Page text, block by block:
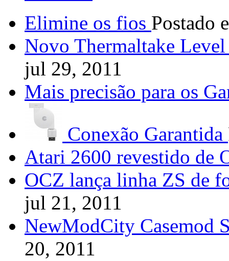
Elimine os fios Postado
Novo Thermaltake
jul 29, 2011
Mais precisão para os
Conexão Garantida
Atari 2600 revestido de
OCZ lança linha ZS de
jul 21, 2011
NewModCity Casemod
20, 2011